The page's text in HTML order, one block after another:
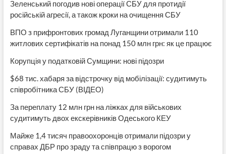
Зеленський погодив нові операції СБУ для протидії
російській агресії, а також кроки на очищення СБУ
ВПО з прифронтових громад Луганщини отримали 110
житлових сертифікатів на понад 150 млн грн: як це працює
Корупція у податковій Сумщини: нові підозри
$68 тис. хабаря за відстрочку від мобілізації: судитимуть
співробітника СБУ (ВІДЕО)
За переплату 12 млн грн на ліжках для військових
судитимуть двох екскерівників Одеського КЕУ
Майже 1,4 тисяч правоохоронців отримали підозри у
справах ДБР про зраду та співпрацю з ворогом